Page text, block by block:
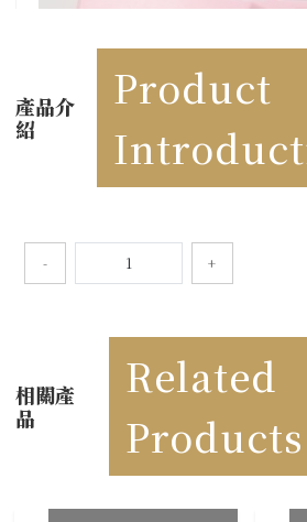
產品介
紹
Product
- +
相關產
品
Related
Products